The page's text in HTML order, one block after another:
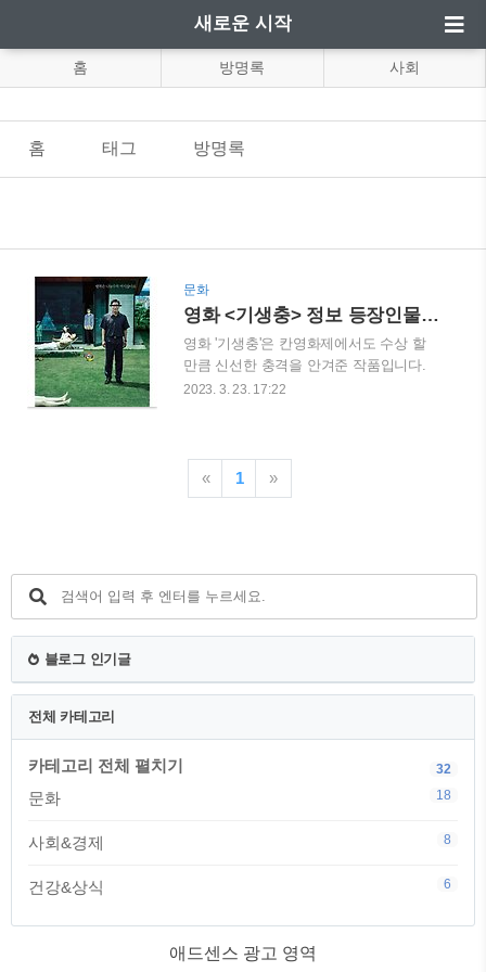
새로운 시작
홈 방명록 사회
홈 태그 방명록
문화
영화 <기생충> 정보 등장인물 해외반응 코미디에서 서스펜스까지
영화 '기생충'은 칸영화제에서도 수상 할
만큼 신선한 충격을 안겨준 작품입니다.
개봉 한지는 어느덧 4년이 지났지만 정보
강호) 가족. 장남 기우(최우식)에게 명문대
생 친구가 연결시켜 준 고액 과외 자리는
사모님 연교(조여정)가 기우를 맞이한다.
준호 출연 송강호, 이선균, 조여정, 최우
2023. 3. 23. 17:22
« 1 »
블로그 인기글
전체 카테고리
카테고리 전체 펼치기 32
문화 18
사회&경제 8
건강&상식 6
애드센스 광고 영역